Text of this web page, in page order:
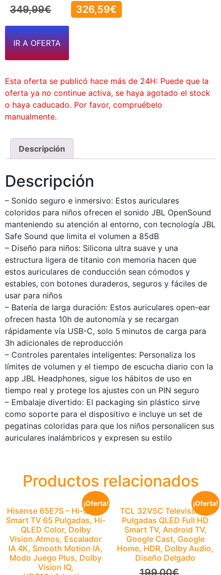
349,99€ 326,59€
IR A OFERTA
Esta oferta se publicó hace más de 24H: Puede que la
oferta ya no continue activa, se haya agotado el stock
o haya caducado. Por favor, compruébelo
manualmente.
Descripción
Descripción
– Sonido seguro e inmersivo: Estos auriculares
coloridos para niños ofrecen el sonido JBL OpenSound
manteniendo su atención al entorno, con tecnología JBL
Safe Sound que limita el volumen a 85dB
– Diseño para niños: Silicona ultra suave y una
estructura ligera de titanio con memoria hacen que
estos auriculares de conducción sean cómodos y
estables, con botones duraderos, seguros y fáciles de
usar para niños
– Batería de larga duración: Estos auriculares open-ear
ofrecen hasta 10h de autonomía y se recargan
rápidamente vía USB-C, solo 5 minutos de carga para
3h adicionales de reproducción
– Controles parentales inteligentes: Personaliza los
límites de volumen y el tiempo de escucha diario con la
app JBL Headphones, sigue los hábitos de uso en
tiempo real y protege los ajustes con un PIN seguro
– Embalaje divertido: El packaging sin plástico sirve
como soporte para el dispositivo e incluye un set de
pegatinas coloridas para que los niños personalicen sus
auriculares inalámbricos y expresen su estilo
Productos relacionados
¡Oferta!
Hisense 65E7S – Hi-QLED
Smart TV 65 Pulgadas, Hi-
QLED Color, Dolby
Vision.Atmos, Escalador
IA 4K, Smooth Motion IA,
Modo Juego Plus, Dolby
Vision IQ,
¡Oferta!
TCL 32V5C Televisor 32
Pulgadas QLED Full HD
Smart TV, Android TV,
Google Cast, Google
Home, HDR, Dolby Audio,
Diseño Delgado
199,00€